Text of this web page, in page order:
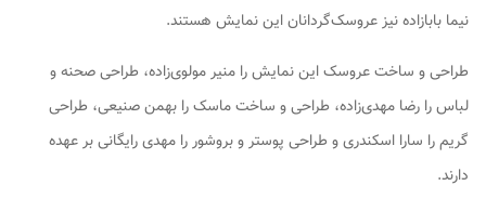
نیما بابازاده نیز عروسک‌گردانان این نمایش هستند.
طراحی و ساخت عروسک این نمایش را منیر مولوی‌زاده، طراحی صحنه و
لباس را رضا مهدی‌زاده، طراحی و ساخت ماسک را بهمن صنیعی، طراحی
گریم را سارا اسکندری و طراحی پوستر و بروشور را مهدی رایگانی بر عهده
دارند.